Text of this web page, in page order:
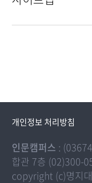
개인정보 처리방침
인문캠퍼스 :
합관 7층 (02)300-
copyright (c)명지